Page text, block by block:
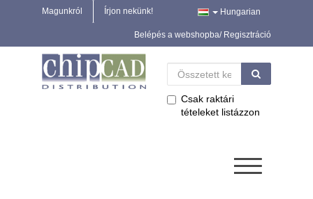
Magunkról Írjon nekünk! Hungarian
Belépés a webshopba/ Regisztráció
Csak raktári
tételeket listázzon